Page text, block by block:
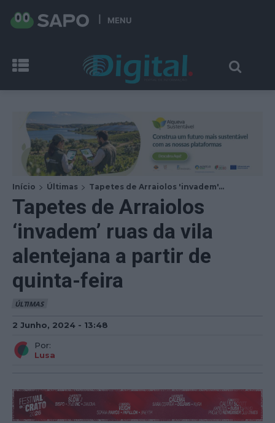
MENU
Início Últimas Tapetes de Arraiolos 'invadem'...
Tapetes de Arraiolos
‘invadem’ ruas da vila
alentejana a partir de
quinta-feira
ÚLTIMAS
2 Junho, 2024 - 13:48
Por:
Lusa